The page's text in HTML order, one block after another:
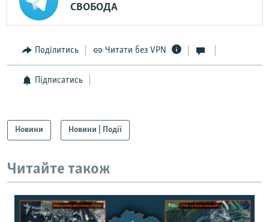
СВОБОДА
Поділитись Читати без VPN
Підписатись
Новини Новини | Події
Читайте також